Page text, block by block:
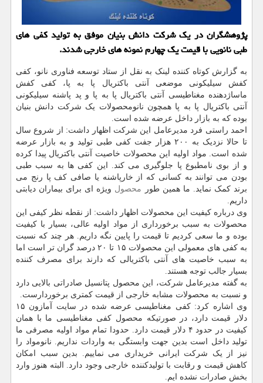
پژوهشگران در یك شركت دانش بنیان موفق به تولید كفی های
طبی نانویی با قیمت یك چهارم نمونه های خارجی شدند.
به گزارش کوتاه کننده لینک به نقل از ستاد توسعه فناوری نانو، کفی
کفش سیلیکونی موضعی آنتی باکتریال پا به پا، کفی کفش
ماساژدهنده مغناطیسی آنتی باکتریال پا به پا و پد پاشنه سیلیکونی
آنتی باکتریال پا به پا همچون نانومحصولات یک شرکت دانش بنیان
بوده که به بازار داخل عرضه شده است.
احمد راستی فرد مدیرعامل این شرکت اظهار داشت: از شروع سال
تا حالا نزدیک به ۲۰۰ هزار جفت کفی طبی تولید و به بازار عرضه
شده است. مواد اولیه این محصولات خاصیت آنتی باکتریال پیدا کرده
و از بوی نامطبوع پا جلوگیری می کند. این کفی ها به سبب طبی
بودن می توانند به کسانی که از خارپاشنه یا صافی کف پا رنج می
برند کمک نماید. ما همین طور محصول ویژه ای برای بیماران دیابتی
داریم.
وی درباره کیفیت این محصولات اظهار داشت: از نقطه نظر کیفی این
محصولات به سبب برخورداری از مواد اولیه عالی، بسیار با کیفیت
بوده و ما سعی کردیم تا قیمت را پایین نگه داریم. هر چند که نسبت
به کفی های معمولی این محصولات ۱۵ تا ۲۰ درصد گران تر است اما
به سبب خاصیت های آنتی باکتریالی که دارند برای مصرف کننده
بسیار جالب توجه هستند.
به گفته مدیرعامل شرکت، این محصول پتانسیل صادراتی بالایی دارد
و نسبت به محصولات مشابه خارجی از قیمت کمتری برخوردارست.
وی اشاره کرد: کفی مغناطیسی عرضه شده در سایت آمازون ۱۵
دلار قیمت دارد، در صورتیکه محصول کفی مغناطیسی ما با همان
کیفیت در حدود ۴ دلار قیمت دارد. حدودا تمام مواد اولیه مصرفی ما
تولید داخل است بدین جهت وابستگی به واردات نداریم. نانومواد را
نیز از یک شرکت ایرانی خریداری می نماییم. بدین سبب امکان
کاهش قیمت و رقابت با تولیدکننده خارجی وجود دارد. البته هنوز وارد
بخش صادرات نشده ایم.